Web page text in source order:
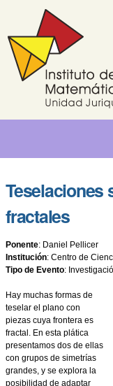
Saltar
navegación
Teselaciones
fractales
Ponente: Daniel Pellicer
Institución:Centro de
Tipo de Evento:
Hay muchas formas de
teselar el plano con
piezas cuya frontera es
fractal. En esta plática
presentamos dos de ellas
con grupos de simetrías
grandes, y se explora la
posibilidad de adaptar